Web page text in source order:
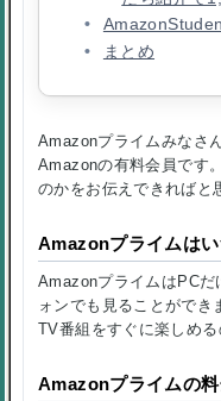
まとめ
Amazonプライムみなさ
Amazonの有料会員です
のかをお伝えできればと
Amazonプライムは
AmazonプライムはPCだ
ォンでも見ることができ
TV番組をすぐに楽しめる
Amazonプライムの